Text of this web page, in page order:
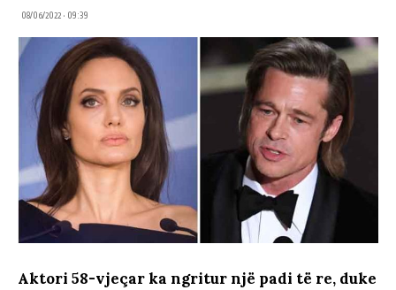
08/06/2022 • 09:39
Aktori 58-vjeçar ka ngritur një padi të re, duke